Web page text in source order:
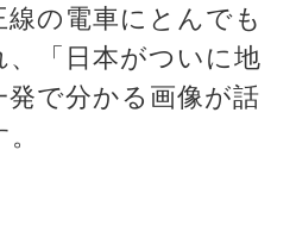
の電車にとんでも
「日本がついに地
で分かる画像が話